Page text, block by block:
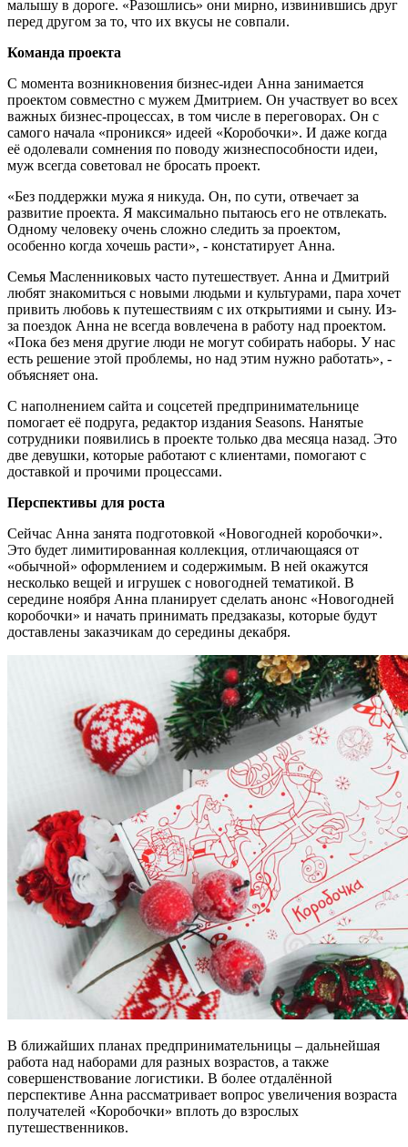
малышу в дороге. «Разошлись» они мирно, извинившись друг
перед другом за то, что их вкусы не совпали.
Команда проекта
С момента возникновения бизнес-идеи Анна занимается
проектом совместно с мужем Дмитрием. Он участвует во всех
важных бизнес-процессах, в том числе в переговорах. Он с
самого начала «проникся» идеей «Коробочки». И даже когда
её одолевали сомнения по поводу жизнеспособности идеи,
муж всегда советовал не бросать проект.
«Без поддержки мужа я никуда. Он, по сути, отвечает за
развитие проекта. Я максимально пытаюсь его не отвлекать.
Одному человеку очень сложно следить за проектом,
особенно когда хочешь расти», - констатирует Анна.
Семья Масленниковых часто путешествует. Анна и Дмитрий
любят знакомиться с новыми людьми и культурами, пара хочет
привить любовь к путешествиям с их открытиями и сыну. Из-
за поездок Анна не всегда вовлечена в работу над проектом.
«Пока без меня другие люди не могут собирать наборы. У нас
есть решение этой проблемы, но над этим нужно работать», -
объясняет она.
С наполнением сайта и соцсетей предпринимательнице
помогает её подруга, редактор издания Seasons. Нанятые
сотрудники появились в проекте только два месяца назад. Это
две девушки, которые работают с клиентами, помогают с
доставкой и прочими процессами.
Перспективы для роста
Сейчас Анна занята подготовкой «Новогодней коробочки».
Это будет лимитированная коллекция, отличающаяся от
«обычной» оформлением и содержимым. В ней окажутся
несколько вещей и игрушек с новогодней тематикой. В
середине ноября Анна планирует сделать анонс «Новогодней
коробочки» и начать принимать предзаказы, которые будут
доставлены заказчикам до середины декабря.
В ближайших планах предпринимательницы – дальнейшая
работа над наборами для разных возрастов, а также
совершенствование логистики. В более отдалённой
перспективе Анна рассматривает вопрос увеличения возраста
получателей «Коробочки» вплоть до взрослых
путешественников.